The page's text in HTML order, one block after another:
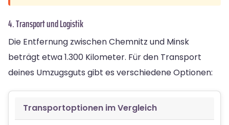
4. Transport und Logistik
Die Entfernung zwischen Chemnitz und Minsk
beträgt etwa 1.300 Kilometer. Für den Transport
deines Umzugsguts gibt es verschiedene Optionen:
Transportoptionen im Vergleich